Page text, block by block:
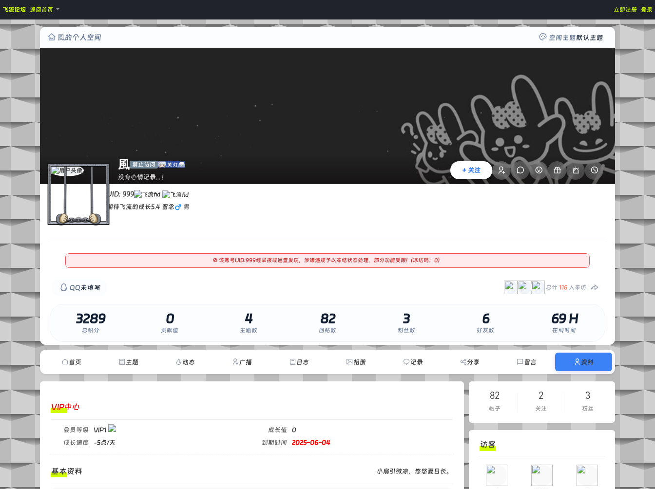
立即注册 登录
飞流论坛 返回首页
風的个人空间 空间主题默认主题
風 禁止访问
没有心情记录... !
+ 关注
UID: 999
期待飞流的成长5.4 留念 男
🚫 该账号UID:999经举报或巡查发现，涉嫌违规予以冻结状态处理，部分功能受限!（冻结码：0）
QQ未填写 总计 116 人来访
3289
总积分
0
贡献值
4
主题数
82
回帖数
3
粉丝数
6
好友数
69 H
在线时间
首页 主题 动态 广播 日志 相册 记录 分享 留言 资料
VIP中心
会员等级 VIP1 成长值
0
成长速度
-5点/天 到期时间 2025-06-04
基本资料 小扇引微凉，悠悠夏日长。
82
帖子
2
关注
3
粉丝
访客